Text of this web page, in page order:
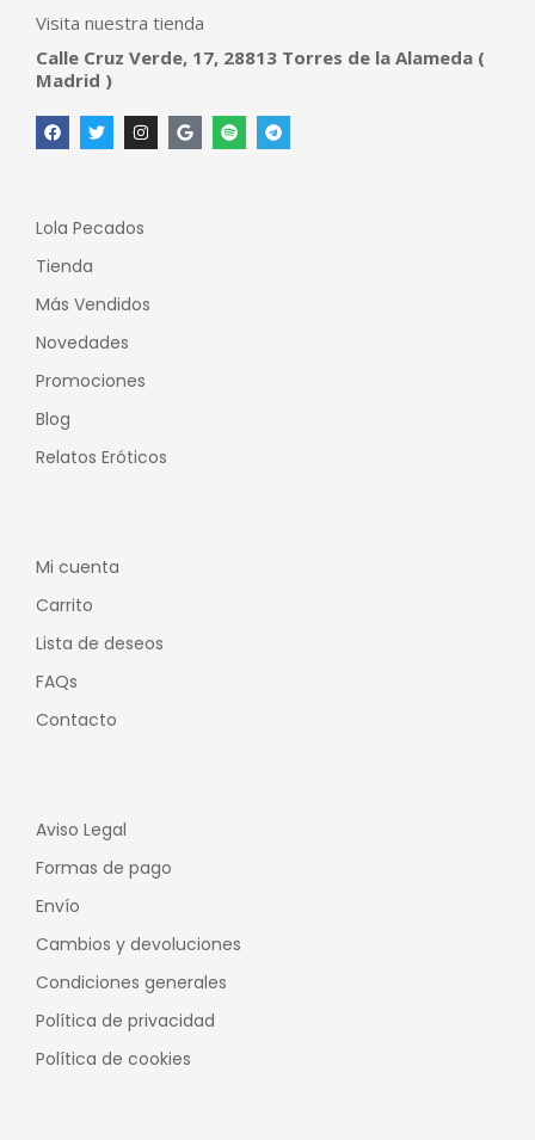
Visita nuestra tienda
Calle Cruz Verde, 17, 28813 Torres de la Alameda (
Madrid )
Lola Pecados
Tienda
Más Vendidos
Novedades
Promociones
Blog
Relatos Eróticos
Mi cuenta
Carrito
Lista de deseos
FAQs
Contacto
Aviso Legal
Formas de pago
Envío
Cambios y devoluciones
Condiciones generales
Política de privacidad
Política de cookies